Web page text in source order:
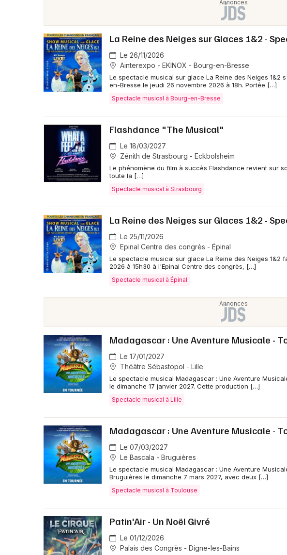
La Reine des Neiges sur Glaces 1&2 -
Le 26/11/2026
Ainterexpo - EKINOX - Bourg-en-Bresse
Le spectacle musical sur glace La Reine des Neiges 1&2
en-Bresse le jeudi 26 novembre 2026 à 18h. Portée […]
Spectacle musical à Bourg-en-Bresse
Flashdance "The Musical"
Le 18/03/2027
Zénith de Strasbourg - Eckbolsheim
Le phénomène du film à succès Flashdance revient sur
toute la […]
Spectacle musical à Strasbourg
La Reine des Neiges sur Glaces 1&2 -
Le 25/11/2026
Epinal Centre des congrès - Épinal
Le spectacle musical sur glace La Reine des Neiges 1&2
2026 à 15h30 à l'Epinal Centre des congrès, […]
Spectacle musical à Épinal
Madagascar : Une Aventure Musicale -
Le 17/01/2027
Théâtre Sébastopol - Lille
Le spectacle musical Madagascar : Une Aventure
le dimanche 17 janvier 2027. Cette production […]
Spectacle musical à Lille
Madagascar : Une Aventure Musicale -
Le 07/03/2027
Le Bascala - Bruguières
Le spectacle musical Madagascar : Une Aventure
Bruguières le dimanche 7 mars 2027, avec deux […]
Spectacle musical à Toulouse
Patin'Air - Un Noël Givré
Le 01/12/2026
Palais des Congrès - Digne-les-Bains